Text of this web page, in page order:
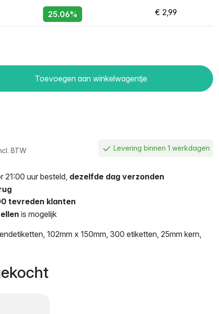
25.06% € 2,99
Toevoegen aan winkelwagentje
BTW Levering binnen 1 werkdagen
21:00 uur besteld, dezelfde dag verzonden
tevreden klanten
is mogelijk
102mm x 150mm, 300 etiketten, 25mm kern,